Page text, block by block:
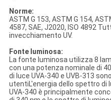
Norme:
ASTM G 153, ASTM G 154,
4587, SAE, J2020, ISO 4892
invecchiamento UV.
Fonte luminosa:
La fonte luminosa utilizza 8
con una potenza nominale di
di luce UVA-340 e UVB-313
utentiL'energia dello spettro di
UVA-340 è principalmente